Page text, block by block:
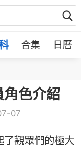
合集 日曆
角色介紹
07
了觀眾們的極大